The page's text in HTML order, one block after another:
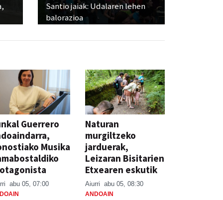
Santio jaiak: Udalaren lehen
balorazioa
Guerrero
Musika
abu 05, 07:00
Naturan
murgiltzeko
jarduerak,
Leizaran Bisitarien
Etxearen eskutik
Aiurri abu 05, 08:30
ANDOAIN